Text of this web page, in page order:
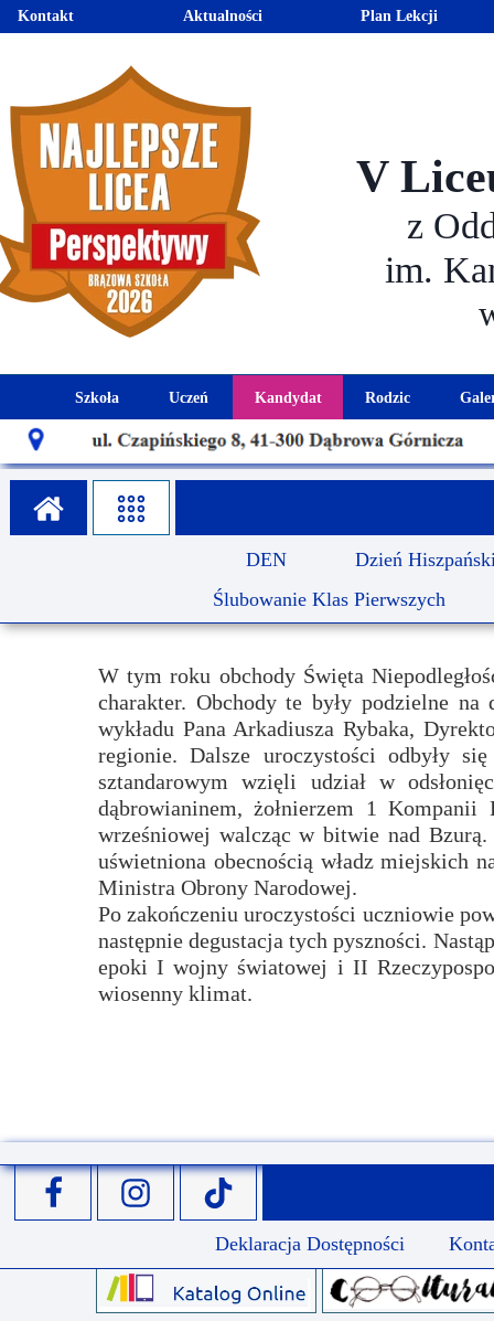
Ślubowanie Klas Pierwszych
Dzień
DEN
W tym roku obchody Święta
charakter. Obchody te były podzielne
wykładu Pana Arkadiusza Rybaka,
regionie. Dalsze uroczystości odbyły
sztandarowym wzięli udział w
dąbrowianinem, żołnierzem 1
wrześniowej walcząc w bitwie nad
uświetniona obecnością władz miejskich
Ministra Obrony Narodowej.
Po zakończeniu uroczystości uczniowie
następnie degustacja tych pyszności.
epoki I wojny światowej i II
wiosenny klimat.
Rodzic
Harmonogram
Rada
Szkoła
Historia szkoły
Patron szkoły
Misja szkoły
Edukator roku
Ambasador Zamoyskiego
Biblioteka szkolna
Pedagog i Psycholog
Uczeń
Kalendarz roku szkolnego
Wymagania edukacyjne
Wykaz podręczników
Projekty edukacyjne
Rzecznik Praw Ucznia
mLegitymacja
Konkursy, wykłady
Doradca Zawodowy
Gabinet PZiPP
Wyszukiwarka uczelni
Kandydat
Aktualności dla
Oferta edukacyjna
Ważne terminy
System rekrutacji
V
z
im.
Plan Lekcji
Aktualności
Kontakt
Deklaracja Dostępności